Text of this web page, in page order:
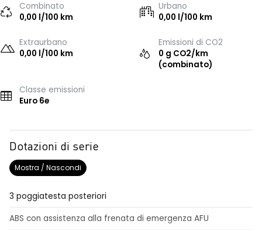
Combinato
0,00 l/100 km
Urbano
0,00 l/100 km
Extraurbano
0,00 l/100 km
Emissioni di CO2
0 g CO2/km
(combinato)
Classe emissioni
Euro 6e
Dotazioni di serie
Mostra / Nascondi
3 poggiatesta posteriori
ABS con assistenza alla frenata di emergenza AFU